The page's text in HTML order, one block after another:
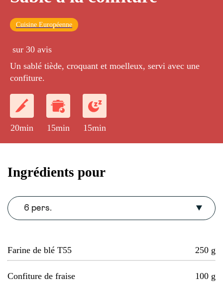
Cuisine Européenne
sur 30 avis
Un sablé tiède, croquant et moelleux, servi avec une
confiture.
20min 15min 15min
Ingrédients pour
6 pers.
Farine de blé T55 250 g
Confiture de fraise 100 g